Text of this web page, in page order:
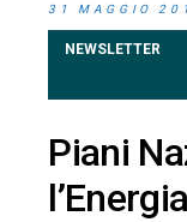
31 MAGGIO
NEWSLETTER
Piani